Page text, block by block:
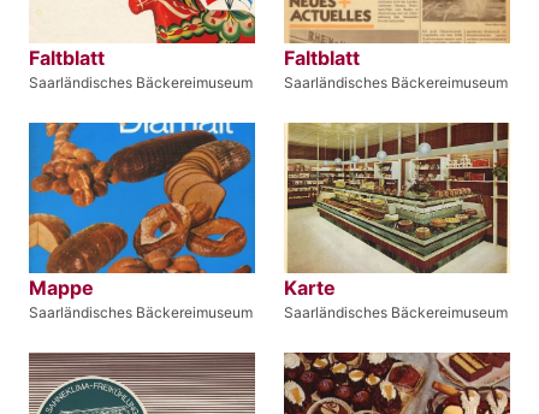
Faltblatt
Saarländisches Bäckereimuseum
Faltblatt
Saarländisches Bäckereimuseum
Mappe
Saarländisches Bäckereimuseum
Karte
Saarländisches Bäckereimuseum